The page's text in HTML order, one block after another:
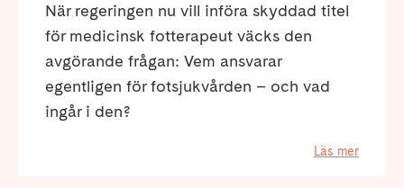
När regeringen nu vill införa skyddad titel
för medicinsk fotterapeut väcks den
avgörande frågan: Vem ansvarar
egentligen för fotsjukvården – och vad
ingår i den?
Läs mer